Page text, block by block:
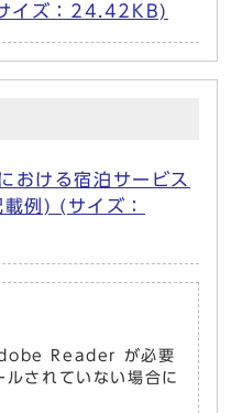
イズ：24.42KB)
おける宿泊サービス
例) (サイズ：
Reader が必要
されていない場合に